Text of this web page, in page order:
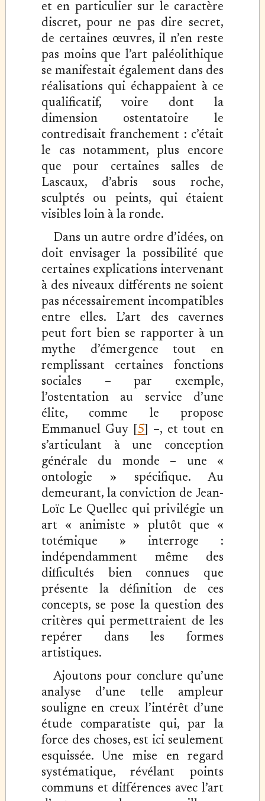
et en particulier sur le caractère
discret, pour ne pas dire secret,
de certaines œuvres, il n’en reste
pas moins que l’art paléolithique
se manifestait également dans des
réalisations qui échappaient à ce
qualificatif, voire dont la
dimension ostentatoire le
contredisait franchement : c’était
le cas notamment, plus encore
que pour certaines salles de
Lascaux, d’abris sous roche,
sculptés ou peints, qui étaient
visibles loin à la ronde.
Dans un autre ordre d’idées, on
doit envisager la possibilité que
certaines explications intervenant
à des niveaux différents ne soient
pas nécessairement incompatibles
entre elles. L’art des cavernes
peut fort bien se rapporter à un
mythe d’émergence tout en
remplissant certaines fonctions
sociales – par exemple,
l’ostentation au service d’une
élite, comme le propose
Emmanuel Guy [ 5 ] –, et tout en
s’articulant à une conception
générale du monde – une «
ontologie » spécifique. Au
demeurant, la conviction de Jean-
Loïc Le Quellec qui privilégie un
art « animiste » plutôt que «
totémique » interroge :
indépendamment même des
difficultés bien connues que
présente la définition de ces
concepts, se pose la question des
critères qui permettraient de les
repérer dans les formes
artistiques.
Ajoutons pour conclure qu’une
analyse d’une telle ampleur
souligne en creux l’intérêt d’une
étude comparatiste qui, par la
force des choses, est ici seulement
esquissée. Une mise en regard
systématique, révélant points
communs et différences avec l’art